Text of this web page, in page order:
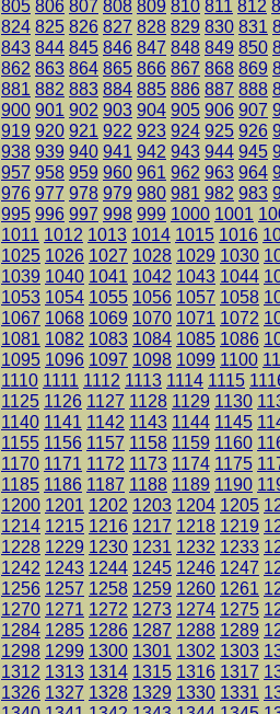
805 806 807 808 809 810 811 812
824 825 826 827 828 829 830 831
843 844 845 846 847 848 849 850
862 863 864 865 866 867 868 869
881 882 883 884 885 886 887 888
900 901 902 903 904 905 906 907
919 920 921 922 923 924 925 926
938 939 940 941 942 943 944 945
957 958 959 960 961 962 963 964
976 977 978 979 980 981 982 983
995 996 997 998 999 1000 1001
1011 1012 1013 1014 1015 1016
1025 1026 1027 1028 1029 1030
1039 1040 1041 1042 1043 1044
1053 1054 1055 1056 1057 1058
1067 1068 1069 1070 1071 1072
1081 1082 1083 1084 1085 1086
1095 1096 1097 1098 1099 1100
1110 1111 1112 1113 1114 1115
1125 1126 1127 1128 1129 1130
1140 1141 1142 1143 1144 1145
1155 1156 1157 1158 1159 1160
1170 1171 1172 1173 1174 1175
1185 1186 1187 1188 1189 1190
1200 1201 1202 1203 1204 1205
1214 1215 1216 1217 1218 1219
1228 1229 1230 1231 1232 1233
1242 1243 1244 1245 1246 1247
1256 1257 1258 1259 1260 1261
1270 1271 1272 1273 1274 1275
1284 1285 1286 1287 1288 1289
1298 1299 1300 1301 1302 1303
1312 1313 1314 1315 1316 1317
1326 1327 1328 1329 1330 1331